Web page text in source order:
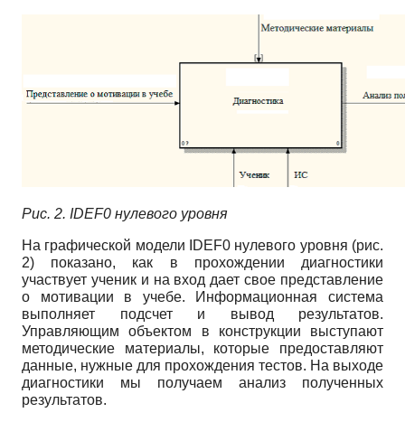
Рис. 2. IDEF0 нулевого уровня
На графической модели IDEF0 нулевого уровня (рис.
2) показано, как в прохождении диагностики
участвует ученик и на вход дает свое представление
о мотивации в учебе. Информационная система
выполняет подсчет и вывод результатов.
Управляющим объектом в конструкции выступают
методические материалы, которые предоставляют
данные, нужные для прохождения тестов. На выходе
диагностики мы получаем анализ полученных
результатов.